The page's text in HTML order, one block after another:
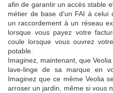
afin de garantir un accès stable
métier de base d’un FAI à
un raccordement à un réseau
lorsque vous payez votre
coule lorsque vous ouvrez
potable.
Imaginez, maintenant, que
lave-linge de sa marque en
Imaginez que ce même Veolia
arroser un jardin, même si vous